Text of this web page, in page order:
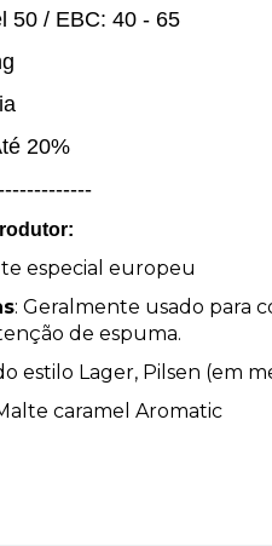
50 / EBC: 40 - 65
20%
especial europeu
: Geralmente usado para
de espuma.
estilo Lager, Pilsen (em
caramel Aromatic